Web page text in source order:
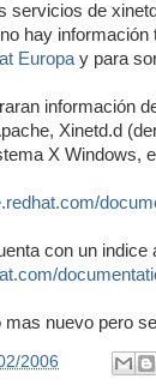
servicios de
hay
Europa y para
información
Xinetd.d
X Windows,
con un indice
mas nuevo pero
2006